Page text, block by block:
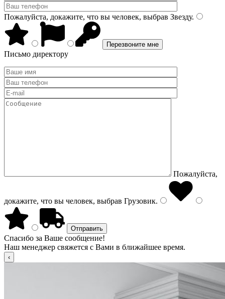
Пожалуйста, докажите, что вы человек, выбрав Звезду.
Письмо директору
Пожалуйста,
докажите, что вы человек, выбрав Грузовик.
Спасибо за Ваше сообщение!
Наш менеджер свяжется с Вами в ближайшее время.